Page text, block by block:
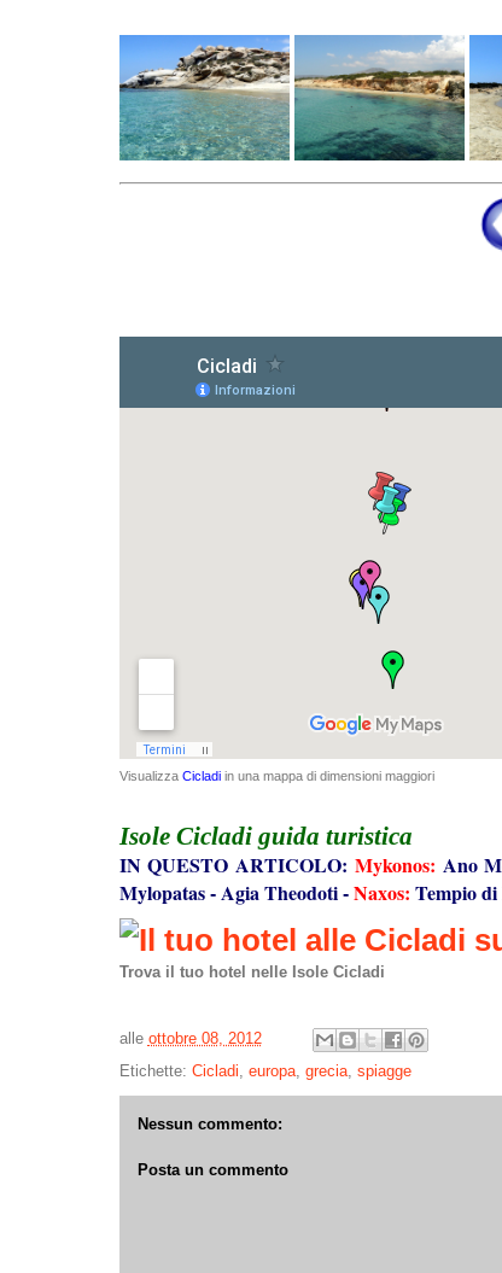
Visualizza Cicladiin una mappa di dimensioni maggiori
Isole Cicladi guida turistica
IN QUESTO ARTICOLO: Mykonos: Ano
Mylopatas- Agia Theodoti- Naxos: Tempio
Trova il tuo hotel nelle Isole Cicladi
alle ottobre 08, 2012
Etichette: Cicladi, europa, grecia, spiagge
Nessun commento:
Posta un commento